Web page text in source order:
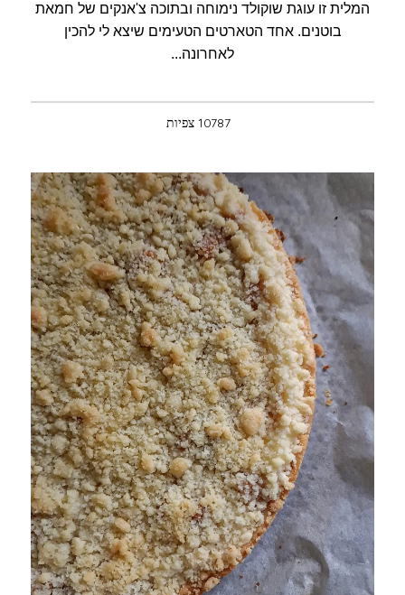
המלית זו עוגת שוקולד נימוחה ובתוכה צ'אנקים של חמאת
בוטנים. אחד הטארטים הטעימים שיצא לי להכין
לאחרונה...
10787 צפיות